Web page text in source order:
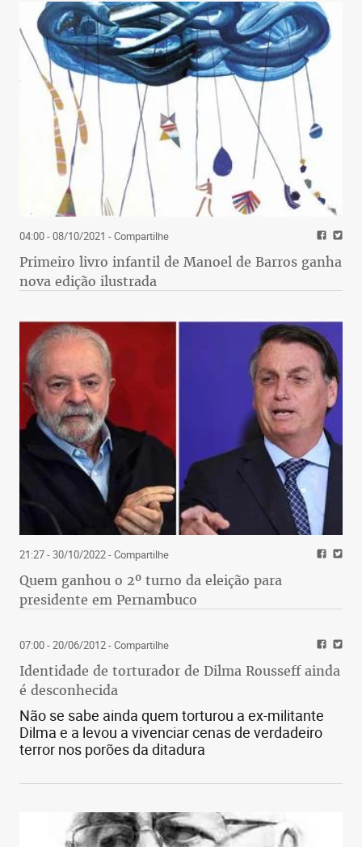
04:00 - 08/10/2021 - Compartilhe
Primeiro livro infantil de Manoel de Barros ganha
nova edição ilustrada
21:27 - 30/10/2022- Compartilhe
Quem ganhou o 2º turno da eleição para
presidente em Pernambuco
07:00 - 20/06/2012- Compartilhe
Identidade de torturador de Dilma Rousseff ainda
é desconhecida
Não se sabe ainda quem torturou a ex-militante
Dilma e a levou a vivenciar cenas de verdadeiro
terror nos porões da ditadura